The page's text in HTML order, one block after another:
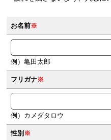
お名前※
例）亀田太郎
フリガナ※
例）カメダタロウ
性別 ※